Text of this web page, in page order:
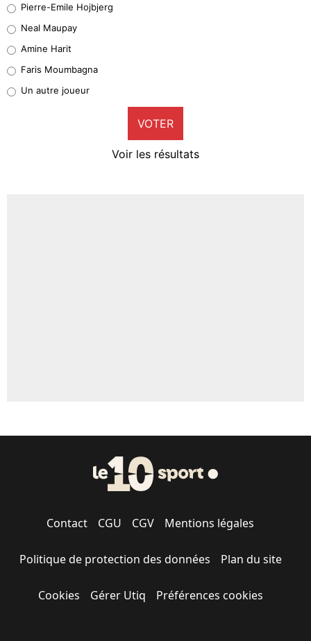
5%
1%
9%
Pierre-Emile Hojbjerg
Neal Maupay
Amine Harit
Faris Moumbagna
Un autre joueur
VOTER
Voir les résultats
Contact CGU CGV Mentions légales
Politique de protection des données Plan du site
Cookies Gérer Utiq Préférences cookies